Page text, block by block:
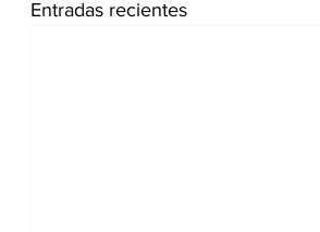
Entradas recientes